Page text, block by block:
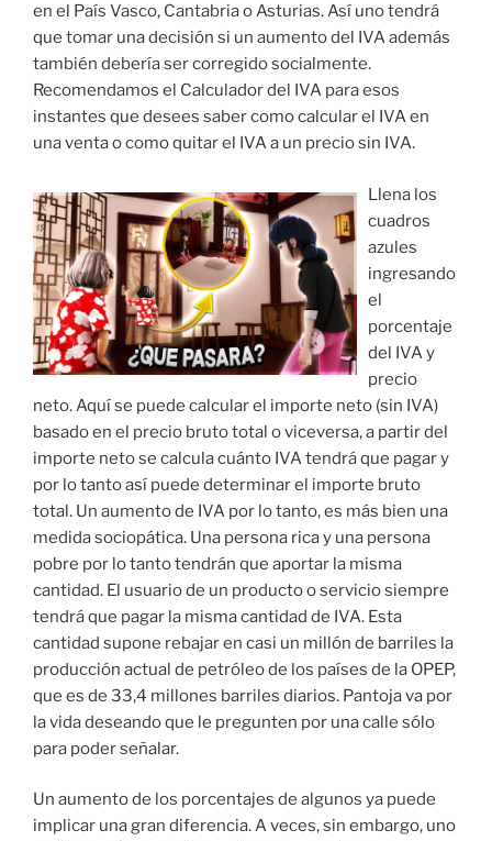
en el País Vasco, Cantabria o Asturias. Así uno tendrá
que tomar una decisión si un aumento del IVA además
también debería ser corregido socialmente.
Recomendamos el Calculador del IVA para esos
instantes que desees saber como calcular el IVA en
una venta o como quitar el IVA a un precio sin IVA.
Llena los
cuadros
azules
ingresando
el
porcentaje
del IVA y
precio
neto. Aquí se puede calcular el importe neto (sin IVA)
basado en el precio bruto total o viceversa, a partir del
importe neto se calcula cuánto IVA tendrá que pagar y
por lo tanto así puede determinar el importe bruto
total. Un aumento de IVA por lo tanto, es más bien una
medida sociopática. Una persona rica y una persona
pobre por lo tanto tendrán que aportar la misma
cantidad. El usuario de un producto o servicio siempre
tendrá que pagar la misma cantidad de IVA. Esta
cantidad supone rebajar en casi un millón de barriles la
producción actual de petróleo de los países de la OPEP,
que es de 33,4 millones barriles diarios. Pantoja va por
la vida deseando que le pregunten por una calle sólo
para poder señalar.
Un aumento de los porcentajes de algunos ya puede
implicar una gran diferencia. A veces, sin embargo, uno